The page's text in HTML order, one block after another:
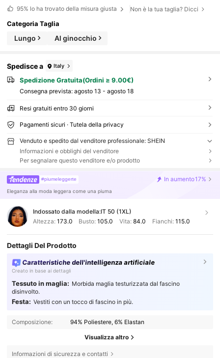
95% lo ha trovato della misura giusta Non è la tua taglia? Dicci
Categoria Taglia
Lungo Al ginocchio
Spedisce a Italy
Spedizione Gratuita(Ordini ≥ 9.00€)
Consegna prevista: agosto 13 - agosto 18
Resi gratuiti entro 30 giorni
Pagamenti sicuri · Tutela della privacy
Venduto e spedito dal venditore professionale: SHEIN
Informazioni e obblighi del venditore
Per segnalare questo venditore e/o prodotto
#piumeleggerte In aumento17%
Eleganza alla moda leggera come una piuma
Indossato dalla modella:IT 50 (1XL)
Altezza: 173.0 Busto:105.0 Vita: 84.0 Fianchi: 115.0
Dettagli Del Prodotto
Caratteristiche dell'intelligenza artificiale
Creato in base ai dettagli
Tessuto in maglia: Morbida maglia testurizzata dal fascino
disinvolto.
Festa: Vestiti con un tocco di fascino in più.
Composizione: 94% Poliestere, 6% Elastan
Visualizza altro
Informazioni di sicurezza e contatti